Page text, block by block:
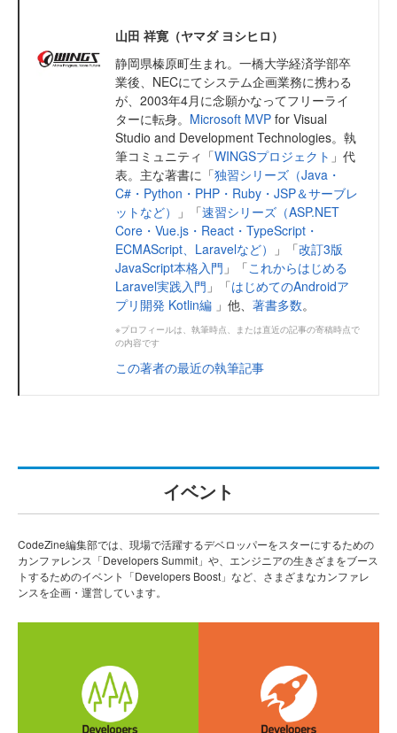
山田 祥寛（ヤマダ ヨシヒロ）
静岡県榛原町生まれ。一橋大学経済学部卒
業後、NECにてシステム企画業務に携わる
が、2003年4月に念願かなってフリーライ
ターに転身。 Microsoft MVP for Visual
Studio and Development Technologies。執
筆コミュニティ「WINGSプロジェクト 」代
表。主な著書に「独習シリーズ（Java・
C#・Python・PHP・Ruby・JSP＆サーブレ
ットなど）
」「速習シリーズ（ASP.NET
Core・Vue.js・React・TypeScript・
ECMAScript、Laravelなど）
」「改訂3版
JavaScript本格入門 」「これからはじめる
Laravel実践入門 」「はじめてのAndroidア
プリ開発 Kotlin編 」他、 著書多数。
※プロフィールは、執筆時点、または直近の記事の寄稿時点で
の内容です
この著者の最近の執筆記事
イベント
CodeZine編集部では、現場で活躍するデベロッパーをスターにするための
カンファレンス「Developers Summit」や、エンジニアの生きざまをブース
トするためのイベント「Developers Boost」など、さまざまなカンファレ
ンスを企画・運営しています。